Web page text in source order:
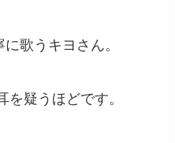
歌うキヨさん。
を疑うほどです。